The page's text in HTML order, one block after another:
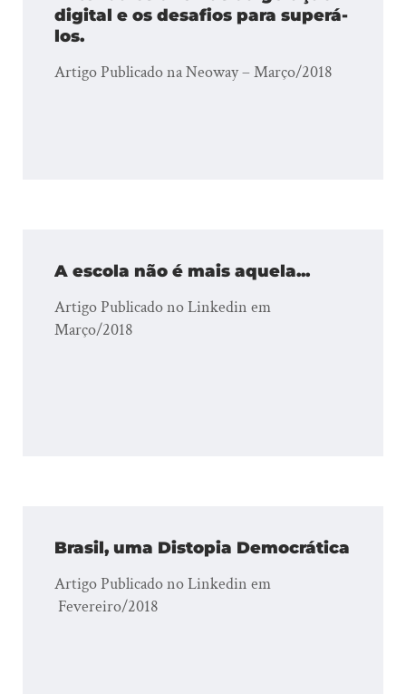
digital e os desafios para superá-
los.
Artigo Publicado na Neoway – Março/2018
A escola não é mais aquela...
Artigo Publicado no Linkedin em
Março/2018
Brasil, uma Distopia Democrática
Artigo Publicado no Linkedin em
Fevereiro/2018